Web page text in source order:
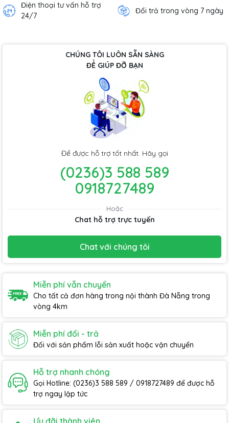
Điện thoại tư vấn hỗ trợ
24/7
Đổi trả trong vòng 7 ngày
CHÚNG TÔI LUÔN SẴN SÀNG
ĐỂ GIÚP ĐỠ BẠN
Để được hỗ trợ tốt nhất. Hãy gọi
(0236)3 588 589
0918727489
Hoặc
Chat hỗ trợ trực tuyến
Chat với chúng tôi
Miễn phí vẫn chuyển
Cho tất cả đơn hàng trong nội thành Đà Nẵng trong
vòng 4km
Miễn phí đổi - trả
Đối với sản phẩm lỗi sản xuất hoặc vận chuyển
Hỗ trợ nhanh chóng
Gọi Hotline: (0236)3 588 589 / 0918727489 để được hỗ
trợ ngay lập tức
Ưu đãi thành viên